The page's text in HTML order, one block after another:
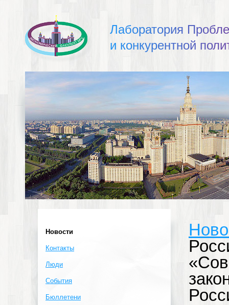
Лаборатория Пробле
и конкурентной поли
Новости
Контакты
Люди
События
Бюллетени